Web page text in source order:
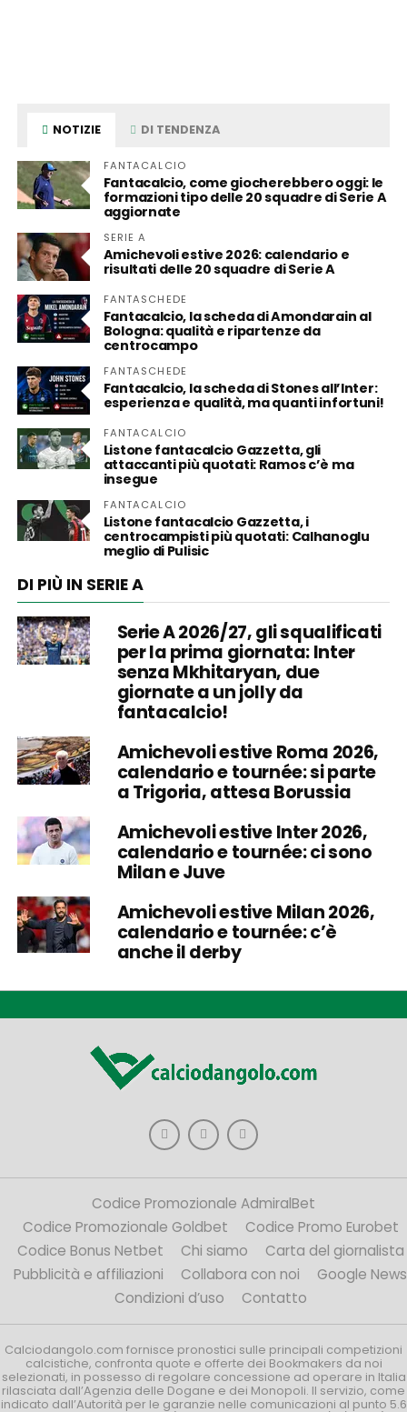
NOTIZIE DI TENDENZA
FANTACALCIO
Fantacalcio, come giocherebbero oggi: le
formazioni tipo delle 20 squadre di Serie A
aggiornate
SERIE A
Amichevoli estive 2026: calendario e
risultati delle 20 squadre di Serie A
FANTASCHEDE
Fantacalcio, la scheda di Amondarain al
Bologna: qualità e ripartenze da
centrocampo
FANTASCHEDE
Fantacalcio, la scheda di Stones all’Inter:
esperienza e qualità, ma quanti infortuni!
FANTACALCIO
Listone fantacalcio Gazzetta, gli
attaccanti più quotati: Ramos c’è ma
insegue
FANTACALCIO
Listone fantacalcio Gazzetta, i
centrocampisti più quotati: Calhanoglu
meglio di Pulisic
DI PIÙ IN SERIE A
Serie A 2026/27, gli squalificati
per la prima giornata: Inter
senza Mkhitaryan, due
giornate a un jolly da
fantacalcio!
Amichevoli estive Roma 2026,
calendario e tournée: si parte
a Trigoria, attesa Borussia
Amichevoli estive Inter 2026,
calendario e tournée: ci sono
Milan e Juve
Amichevoli estive Milan 2026,
calendario e tournée: c’è
anche il derby
Codice Promozionale AdmiralBet
Codice Promozionale Goldbet
Codice Promo Eurobet
Codice Bonus Netbet
Chi siamo
Carta del giornalista
Pubblicità e affiliazioni
Collabora con noi
Google News
Condizioni d’uso
Contatto
Calciodangolo.com fornisce pronostici sulle principali competizioni
calcistiche, confronta quote e offerte dei Bookmakers da noi
selezionati, in possesso di regolare concessione ad operare in Italia
rilasciata dall’Agenzia delle Dogane e dei Monopoli. Il servizio, come
indicato dall’Autorità per le garanzie nelle comunicazioni al punto 5.6